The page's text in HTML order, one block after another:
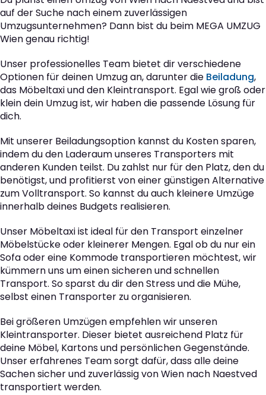
auf der Suche nach einem zuverlässigen
Umzugsunternehmen? Dann bist du beim MEGA UMZUG
Wien genau richtig!
Unser professionelles Team bietet dir verschiedene
Optionen für deinen Umzug an, darunter die Beiladung,
das Möbeltaxi und den Kleintransport. Egal wie groß oder
klein dein Umzug ist, wir haben die passende Lösung für
dich.
Mit unserer Beiladungsoption kannst du Kosten sparen,
indem du den Laderaum unseres Transporters mit
anderen Kunden teilst. Du zahlst nur für den Platz, den du
benötigst, und profitierst von einer günstigen Alternative
zum Volltransport. So kannst du auch kleinere Umzüge
innerhalb deines Budgets realisieren.
Unser Möbeltaxi ist ideal für den Transport einzelner
Möbelstücke oder kleinerer Mengen. Egal ob du nur ein
Sofa oder eine Kommode transportieren möchtest, wir
kümmern uns um einen sicheren und schnellen
Transport. So sparst du dir den Stress und die Mühe,
selbst einen Transporter zu organisieren.
Bei größeren Umzügen empfehlen wir unseren
Kleintransporter. Dieser bietet ausreichend Platz für
deine Möbel, Kartons und persönlichen Gegenstände.
Unser erfahrenes Team sorgt dafür, dass alle deine
Sachen sicher und zuverlässig von Wien nach Naestved
transportiert werden.